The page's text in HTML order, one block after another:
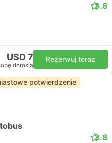
3.8
USD 7
dorosłą
Rezerwuj teraz
potwierdzenie
3.8